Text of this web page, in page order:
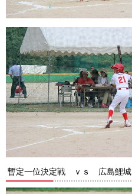
暫定一位決定戦 ｖｓ 広島鯉城